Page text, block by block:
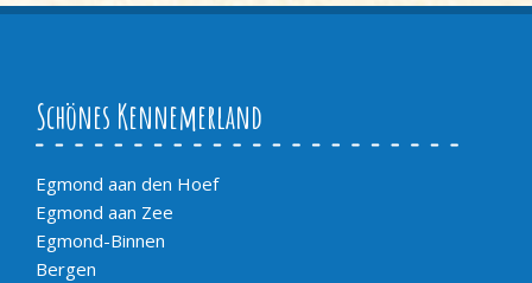
Schönes Kennemerland
Egmond aan den Hoef
Egmond aan Zee
Egmond-Binnen
Bergen